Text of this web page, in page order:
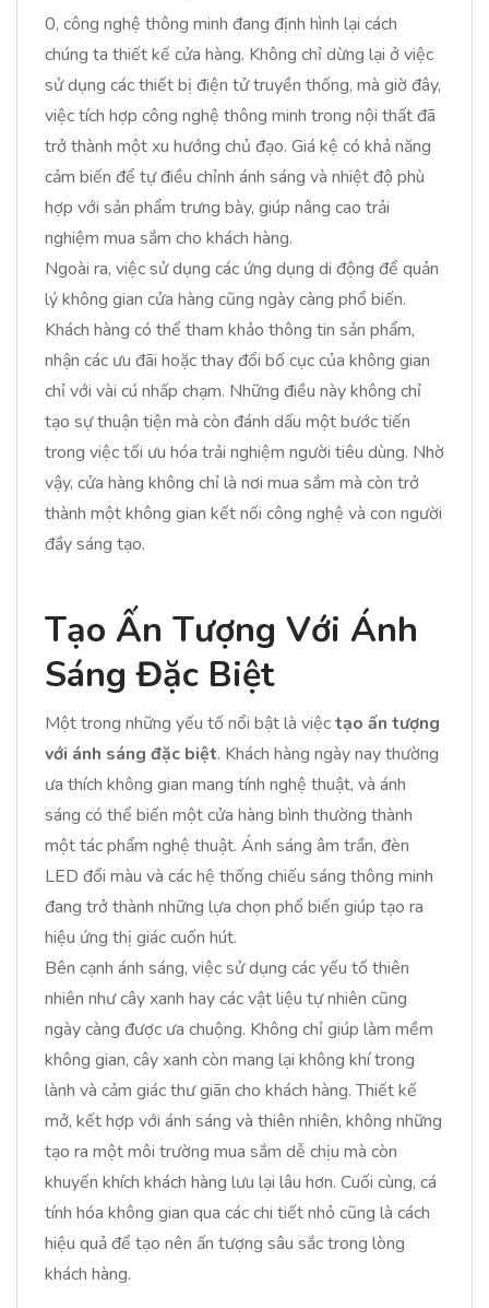
0, công nghệ thông minh đang định hình lại cách
chúng ta thiết kế cửa hàng. Không chỉ dừng lại ở việc
sử dụng các thiết bị điện tử truyền thống, mà giờ đây,
việc tích hợp công nghệ thông minh trong nội thất đã
trở thành một xu hướng chủ đạo. Giá kệ có khả năng
cảm biến để tự điều chỉnh ánh sáng và nhiệt độ phù
hợp với sản phẩm trưng bày, giúp nâng cao trải
nghiệm mua sắm cho khách hàng.
Ngoài ra, việc sử dụng các ứng dụng di động để quản
lý không gian cửa hàng cũng ngày càng phổ biến.
Khách hàng có thể tham khảo thông tin sản phẩm,
nhận các ưu đãi hoặc thay đổi bố cục của không gian
chỉ với vài cú nhấp chạm. Những điều này không chỉ
tạo sự thuận tiện mà còn đánh dấu một bước tiến
trong việc tối ưu hóa trải nghiệm người tiêu dùng. Nhờ
vậy, cửa hàng không chỉ là nơi mua sắm mà còn trở
thành một không gian kết nối công nghệ và con người
đầy sáng tạo.
Tạo Ấn Tượng Với Ánh
Sáng Đặc Biệt
Một trong những yếu tố nổi bật là việctạo ấn tượng
với ánh sáng đặc biệt. Khách hàng ngày nay thường
ưa thích không gian mang tính nghệ thuật, và ánh
sáng có thể biến một cửa hàng bình thường thành
một tác phẩm nghệ thuật. Ánh sáng âm trần, đèn
LED đổi màu và các hệ thống chiếu sáng thông minh
đang trở thành những lựa chọn phổ biến giúp tạo ra
hiệu ứng thị giác cuốn hút.
Bên cạnh ánh sáng, việc sử dụng các yếu tố thiên
nhiên như cây xanh hay các vật liệu tự nhiên cũng
ngày càng được ưa chuộng. Không chỉ giúp làm mềm
không gian, cây xanh còn mang lại không khí trong
lành và cảm giác thư giãn cho khách hàng. Thiết kế
mở, kết hợp với ánh sáng và thiên nhiên, không những
tạo ra một môi trường mua sắm dễ chịu mà còn
khuyến khích khách hàng lưu lại lâu hơn. Cuối cùng, cá
tính hóa không gian qua các chi tiết nhỏ cũng là cách
hiệu quả để tạo nên ấn tượng sâu sắc trong lòng
khách hàng.